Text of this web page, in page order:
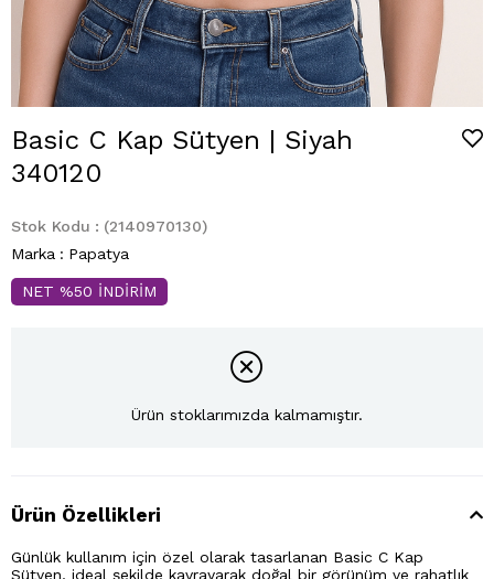
Basic C Kap Sütyen | Siyah
340120
Stok Kodu
(2140970130)
Marka : Papatya
NET %50 İNDİRİM
Ürün stoklarımızda kalmamıştır.
Ürün Özellikleri
Günlük kullanım için özel olarak tasarlanan Basic C Kap
Sütyen, ideal şekilde kavrayarak doğal bir görünüm ve rahatlık